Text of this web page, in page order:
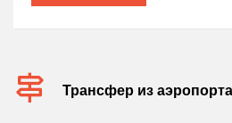
Трансфер из